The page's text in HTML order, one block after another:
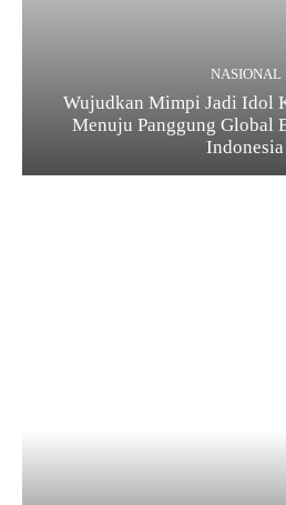
NASIONAL
Wujudkan Mimpi Jadi Idol
Menuju Panggung Global